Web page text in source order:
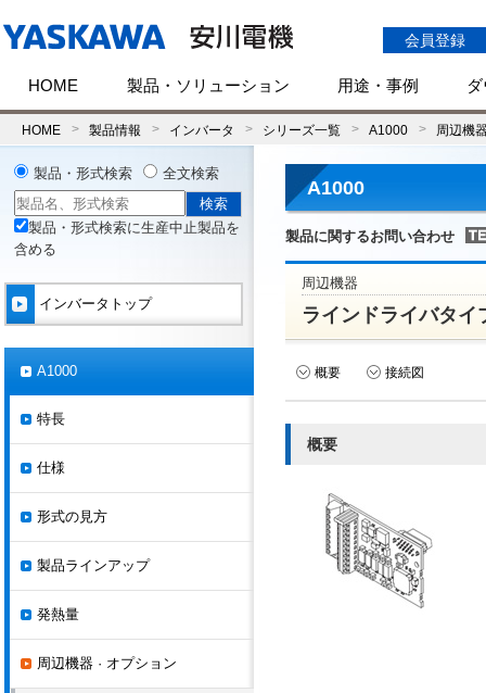
会員登録
HOME 製品・ソリューション 用途・事例
HOME 製品情報 インバータ シリーズ一覧 A1000 周辺機
A1000
製品に関するお問い合わせ
周辺機器
ラインドライバタ
概要 接続図
概要
製品・形式検索 全文検索
製品・形式検索に生産中止製品を
含める
インバータトップ
A1000
特長
仕様
形式の見方
製品ラインアップ
発熱量
周辺機器 · オプション